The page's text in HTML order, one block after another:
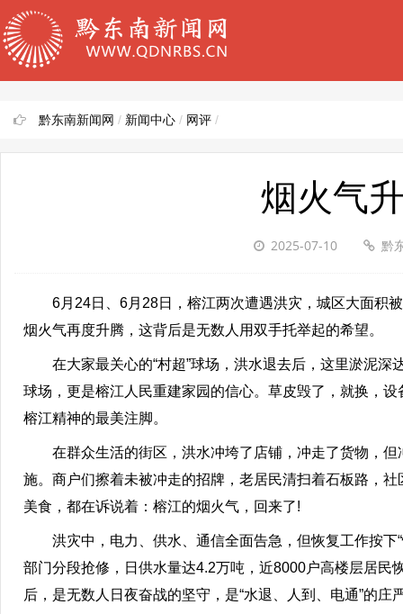
黔东南新闻网 / 新闻中心 / 网评 /
烟火气
2025-07-10 黔
6月24日、6月28日，榕江两次遭遇洪灾，城区大面积被
烟火气再度升腾，这背后是无数人用双手托举起的希望。
在大家最关心的“村超”球场，洪水退去后，这里淤泥深
球场，更是榕江人民重建家园的信心。草皮毁了，就换，
榕江精神的最美注脚。
在群众生活的街区，洪水冲垮了店铺，冲走了货物，但
施。商户们擦着未被冲走的招牌，老居民清扫着石板路，
美食，都在诉说着：榕江的烟火气，回来了!
洪灾中，电力、供水、通信全面告急，但恢复工作按下“
部门分段抢修，日供水量达4.2万吨，近8000户高楼层居
后，是无数人日夜奋战的坚守，是“水退、人到、电通”的庄